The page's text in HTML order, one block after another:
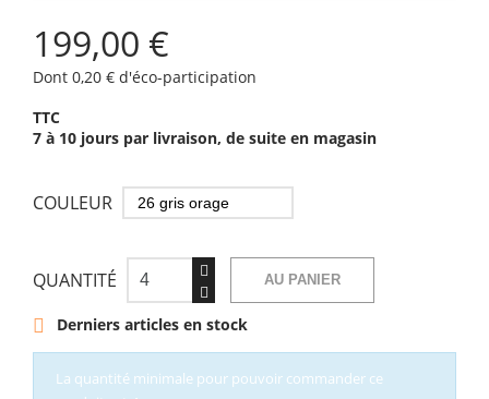
199,00 €
Dont 0,20 € d'éco-participation
TTC
7 à 10 jours par livraison, de suite en magasin
COULEUR
QUANTITÉ AU PANIER
 Derniers articles en stock
La quantité minimale pour pouvoir commander ce